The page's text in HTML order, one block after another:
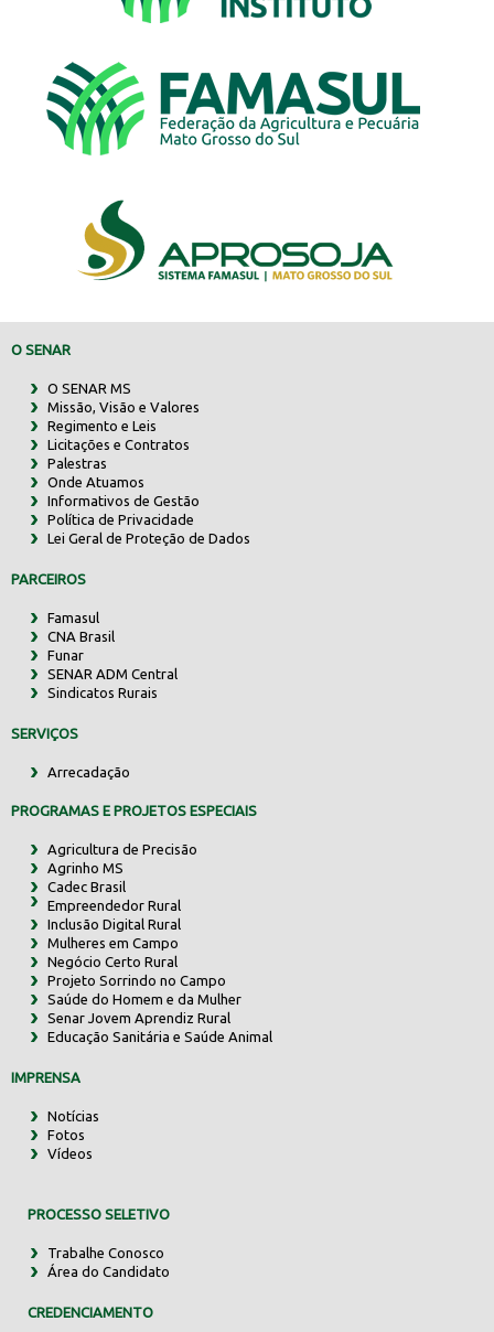
O SENAR
O SENAR MS
Missão, Visão e Valores
Regimento e Leis
Licitações e Contratos
Palestras
Onde Atuamos
Informativos de Gestão
Política de Privacidade
Lei Geral de Proteção de Dados
PARCEIROS
Famasul
CNA Brasil
Funar
SENAR ADM Central
Sindicatos Rurais
SERVIÇOS
Arrecadação
PROGRAMAS E PROJETOS ESPECIAIS
Agricultura de Precisão
Agrinho MS
Cadec Brasil
Empreendedor Rural
Inclusão Digital Rural
Mulheres em Campo
Negócio Certo Rural
Projeto Sorrindo no Campo
Saúde do Homem e da Mulher
Senar Jovem Aprendiz Rural
Educação Sanitária e Saúde Animal
IMPRENSA
Notícias
Fotos
Vídeos
PROCESSO SELETIVO
Trabalhe Conosco
Área do Candidato
CREDENCIAMENTO